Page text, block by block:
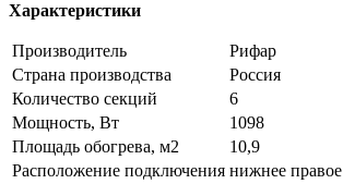
Характеристики
Производитель
Рифар
Страна производства
Россия
Количество секций
6
Мощность, Вт
1098
Площадь обогрева, м2
10,9
Расположение подключения нижнее правое